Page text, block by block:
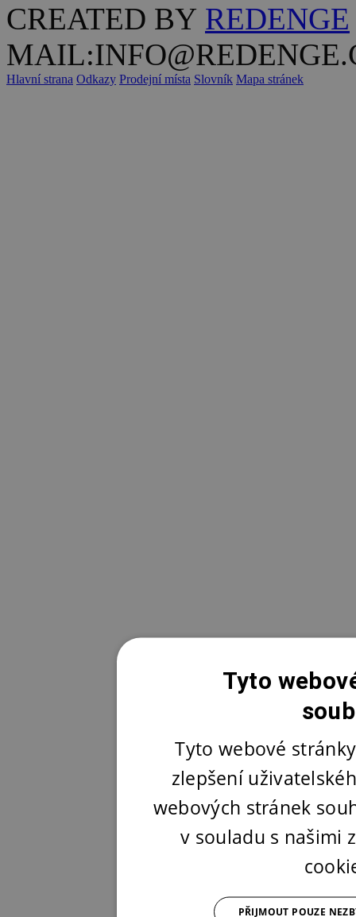
CREATED BY REDENGE
Hlavní strana Odkazy Prodejní místa Slovník Mapa stránek
Tyto
Tyto webové
zlepšení
webových stránek
v souladu s našimi
PŘIJMOUT POUZE